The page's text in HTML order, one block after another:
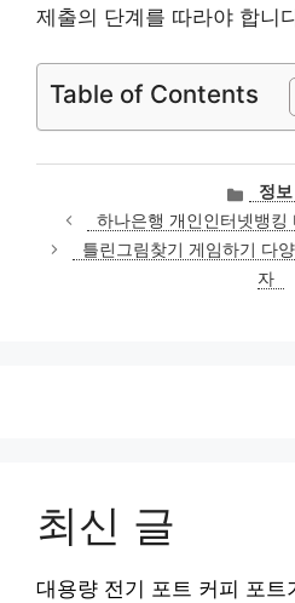
제출의 단계를 따라야 합니
Table of Contents
카
테
고
리
정보
하나은행 개인인터넷뱅킹
틀린그림찾기 게임하기 다
자
최신 글
대용량 전기 포트 커피 포트